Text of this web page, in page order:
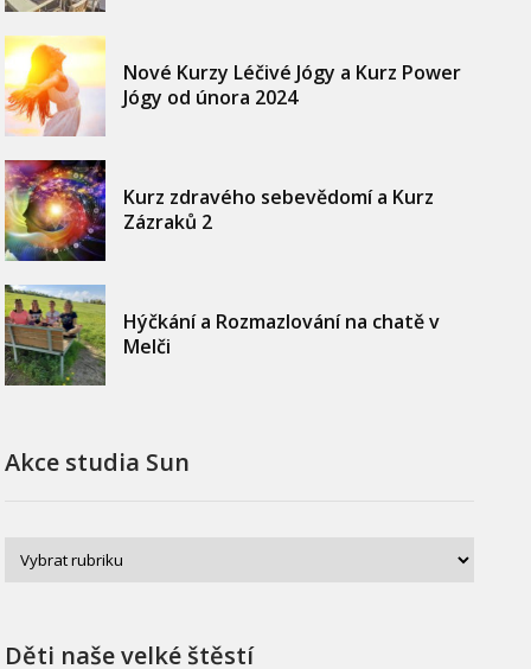
Nové Kurzy Léčivé Jógy a Kurz Power
Jógy od února 2024
Kurz zdravého sebevědomí a Kurz
Zázraků 2
Hýčkání a Rozmazlování na chatě v
Melči
Akce studia Sun
Děti naše velké štěstí